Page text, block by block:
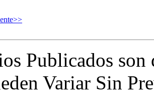
Publicados
Variar Sin